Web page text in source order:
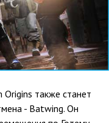
Origins также станет
- Batwing. Он